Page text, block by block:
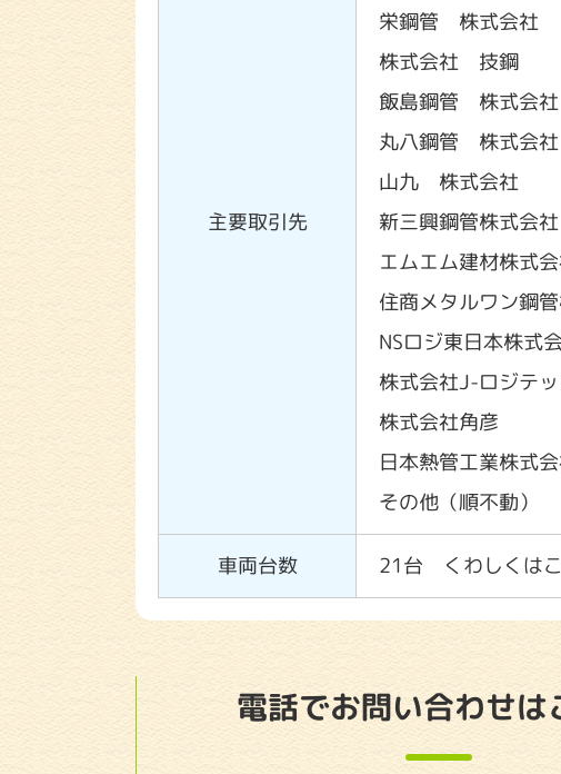
主要取引先
栄鋼管 株式会社
株式会社 技鋼
飯島鋼管 株式会社
丸八鋼管 株式会社
山九 株式会社
新三興鋼管株式会社
エムエム建材株式
住商メタルワン鋼
NSロジ東日本株式
株式会社J-ロジテッ
株式会社角彦
日本熱管工業株式
その他（順不動）
車両台数 21台 くわしくは
電話でお問い合わせは